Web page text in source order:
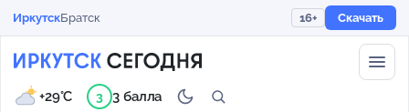
ИркутскБратск 16+ Скачать
+29°C 3 3 балла